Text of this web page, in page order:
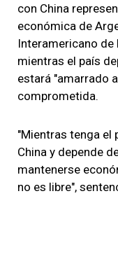
con China
económica de
Interamericano de
mientras el país
estará "amarrado
comprometida.
"Mientras tenga el
China y depende
mantenerse
no es libre",